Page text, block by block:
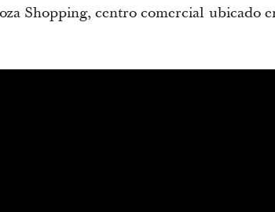
Shopping, centro comercial ubicado